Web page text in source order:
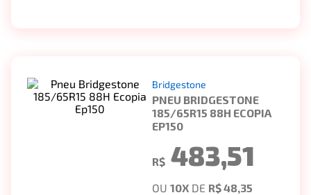
Bridgestone
PNEU BRIDGESTONE
185/65R15 88H ECOPIA
EP150
R$ 483,51
OU10X DE R$ 48,35